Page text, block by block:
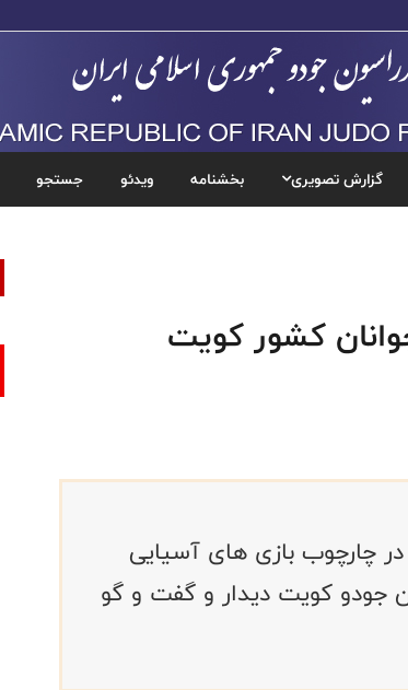
گزارش تصویری بخشنامه ویدئو جستجو
کشور کویت
چارچوب بازی های آسیایی
جودو کویت دیدار و گفت و گو